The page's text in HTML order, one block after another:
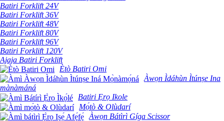
Batiri Forklift 24V
Batiri Forklift 36V
Batiri Forklift 48V
Batiri Forklift 80V
Batiri Forklift 96V
Batiri Forklift 120V
Ajaja Batiri Forklift
Ètò Batiri Omi
Àwọn Ìdáhùn Ìtúnṣe Ina
mànàmáná
Batiri Ẹrọ Ikole
Mọ́tò & Olùdarí
Àwọn Bátìrì Gíga Scissor